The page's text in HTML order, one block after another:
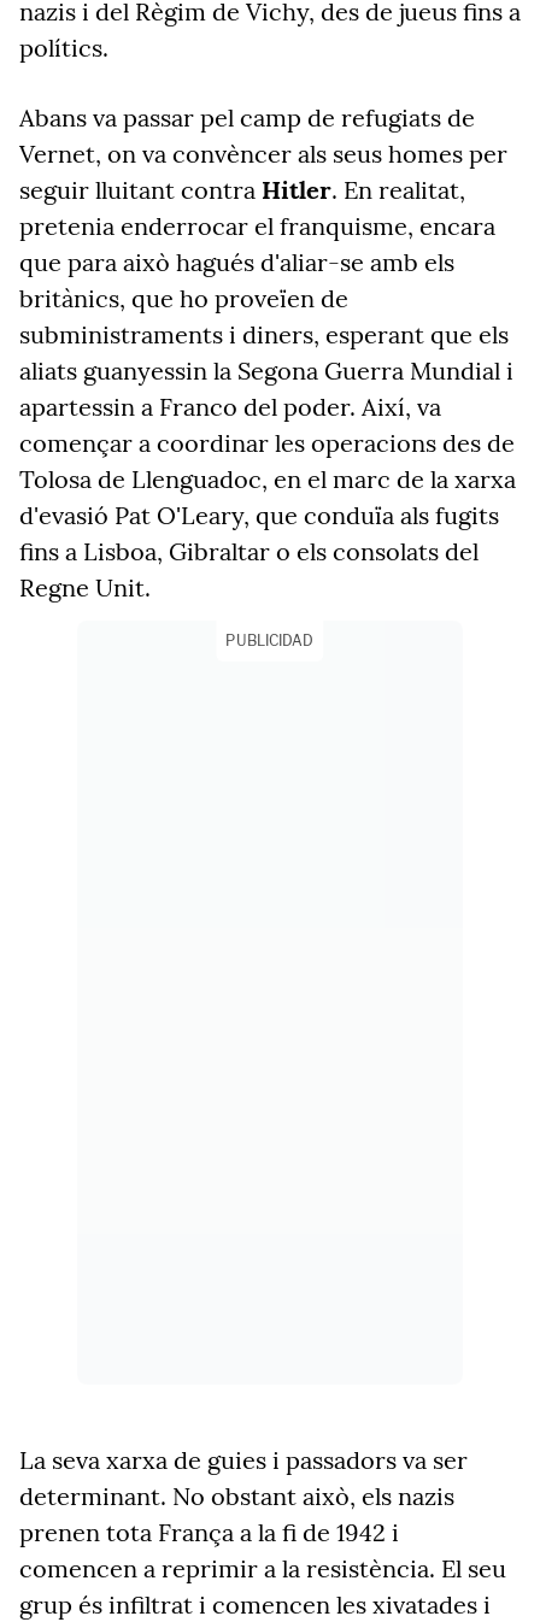
nazis i del Règim de Vichy, des de jueus fins a
polítics.
Abans va passar pel camp de refugiats de
Vernet, on va convèncer als seus homes per
seguir lluitant contra Hitler. En realitat,
pretenia enderrocar el franquisme, encara
que para això hagués d'aliar-se amb els
britànics, que ho proveïen de
subministraments i diners, esperant que els
aliats guanyessin la Segona Guerra Mundial i
apartessin a Franco del poder. Així, va
començar a coordinar les operacions des de
Tolosa de Llenguadoc, en el marc de la xarxa
d'evasió Pat O'Leary, que conduïa als fugits
fins a Lisboa, Gibraltar o els consolats del
Regne Unit.
PUBLICIDAD
La seva xarxa de guies i passadors va ser
determinant. No obstant això, els nazis
prenen tota França a la fi de 1942 i
comencen a reprimir a la resistència. El seu
grup és infiltrat i comencen les xivatades i